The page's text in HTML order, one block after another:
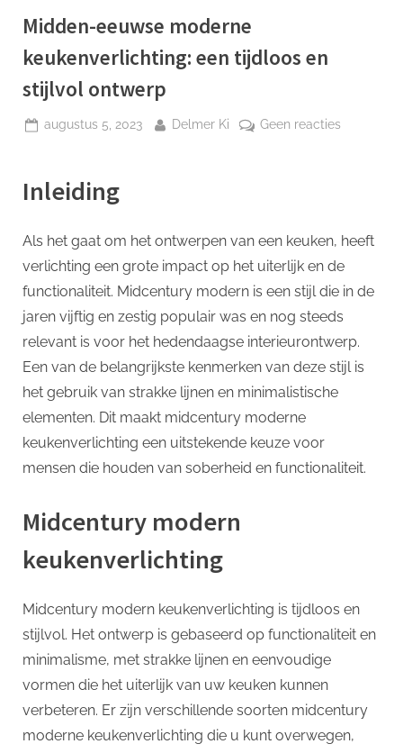
Midden-eeuwse moderne
keukenverlichting: een tijdloos en
stijlvol ontwerp
Geplaatst
augustus 5, 2023 Door
Delmer Ki Geen reactiesop
tijdloos
en
stijlvol
ontwerp
Inleiding
Als het gaat om het ontwerpen van een keuken, heeft
verlichting een grote impact op het uiterlijk en de
functionaliteit. Midcentury modern is een stijl die in de
jaren vijftig en zestig populair was en nog steeds
relevant is voor het hedendaagse interieurontwerp.
Een van de belangrijkste kenmerken van deze stijl is
het gebruik van strakke lijnen en minimalistische
elementen. Dit maakt midcentury moderne
keukenverlichting een uitstekende keuze voor
mensen die houden van soberheid en functionaliteit.
Midcentury modern
keukenverlichting
Midcentury modern keukenverlichting is tijdloos en
stijlvol. Het ontwerp is gebaseerd op functionaliteit en
minimalisme, met strakke lijnen en eenvoudige
vormen die het uiterlijk van uw keuken kunnen
verbeteren. Er zijn verschillende soorten midcentury
moderne keukenverlichting die u kunt overwegen,